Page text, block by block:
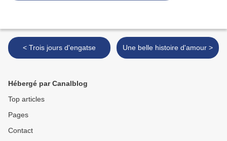
< Trois jours d'engatse Une belle histoire d'amour >
Hébergé par Canalblog
Top articles
Pages
Contact